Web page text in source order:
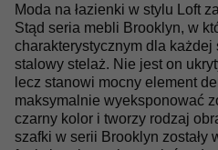
Moda na łazienki w stylu Loft
Stąd seria mebli Brooklyn, w
charakterystycznym dla każdej
stalowy stelaż. Nie jest on
lecz stanowi mocny element
maksymalnie wyeksponować
czarny kolor i tworzy rodzaj
szafki w serii Brooklyn zostały